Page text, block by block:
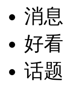
消息
好看
话题